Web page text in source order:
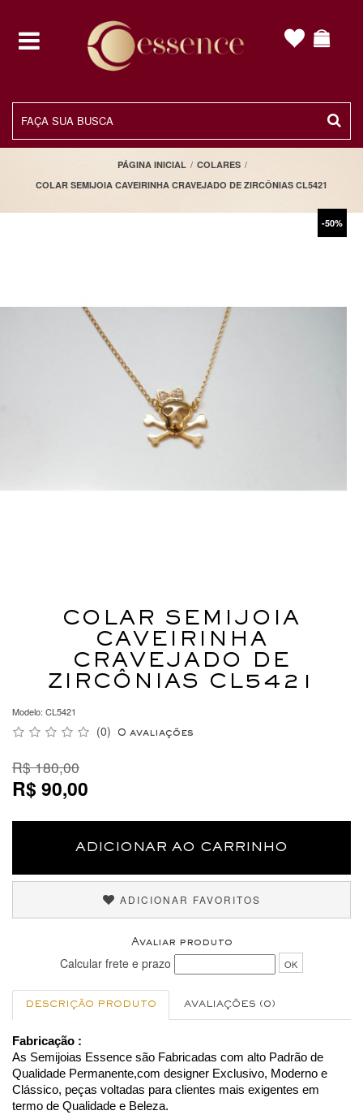
toggle
PÁGINA INICIAL / COLARES /
COLAR SEMIJOIA CAVEIRINHA CRAVEJADO DE ZIRCÔNIAS CL5421
-50%
COLAR SEMIJOIA
CAVEIRINHA
CRAVEJADO DE
ZIRCÔNIAS CL5421
Modelo: CL5421
(0) 0 avaliações
R$ 180,00
R$ 90,00
ADICIONAR AO CARRINHO
ADICIONAR FAVORITOS
Avaliar produto
Calcular frete e prazo OK
DESCRIÇÃO PRODUTO AVALIAÇÕES (0)
Fabricação :
As Semijoias Essence são Fabricadas com alto Padrão de
Qualidade Permanente,com designer Exclusivo, Moderno e
Clássico, peças voltadas para clientes mais exigentes em
termo de Qualidade e Beleza.